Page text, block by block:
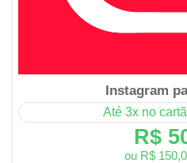
Instagram
Até 3x no
R$
ou R$